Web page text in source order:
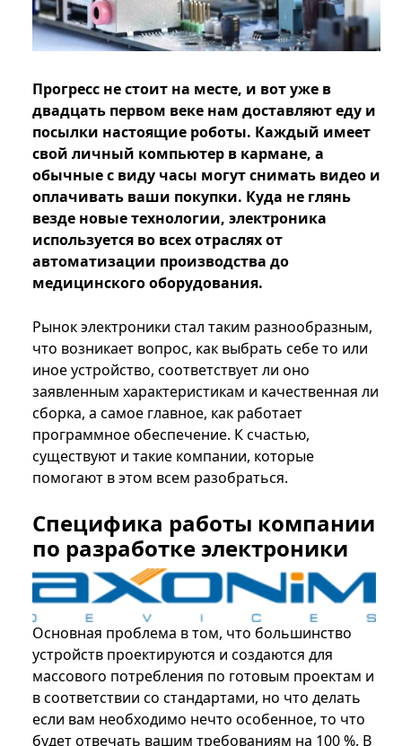
Прогресс не стоит на месте, и вот уже в
двадцать первом веке нам доставляют еду и
посылки настоящие роботы. Каждый имеет
свой личный компьютер в кармане, а
обычные с виду часы могут снимать видео и
оплачивать ваши покупки. Куда не глянь
везде новые технологии, электроника
используется во всех отраслях от
автоматизации производства до
медицинского оборудования.
Рынок электроники стал таким разнообразным,
что возникает вопрос, как выбрать себе то или
иное устройство, соответствует ли оно
заявленным характеристикам и качественная ли
сборка, а самое главное, как работает
программное обеспечение. К счастью,
существуют и такие компании, которые
помогают в этом всем разобраться.
Специфика работы компании
по разработке электроники
Основная проблема в том, что большинство
устройств проектируются и создаются для
массового потребления по готовым проектам и
в соответствии со стандартами, но что делать
если вам необходимо нечто особенное, то что
будет отвечать вашим требованиям на 100 %. В